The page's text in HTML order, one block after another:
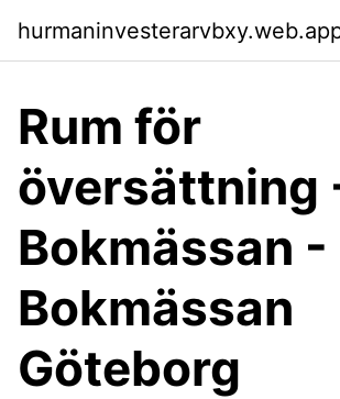
Rum för
översättning
Bokmässan -
Bokmässan
Göteborg